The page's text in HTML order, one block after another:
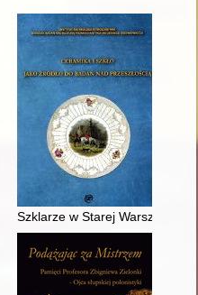
polityczna Mariana
Szklarze w Starej Warszawie